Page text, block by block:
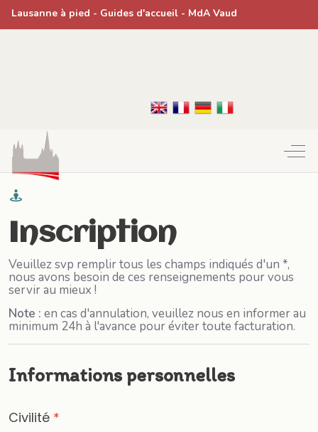
Lausanne à pied - Guides d'accueil - MdA Vaud
Off-
Inscription
Veuillez svp remplir tous les champs indiqués d'un *,
nous avons besoin de ces renseignements pour vous
servir au mieux !
Note : en cas d'annulation, veuillez nous en informer au
minimum 24h à l'avance pour éviter toute facturation.
Informations personnelles
Civilité *